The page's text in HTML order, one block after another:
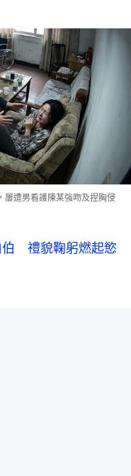
屢遭男看護陳某強吻及捏胸侵
伯 禮貌鞠躬燃起慾